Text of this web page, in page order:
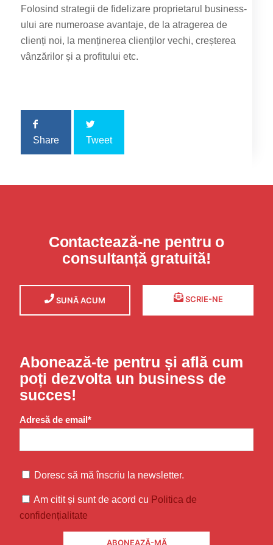
Folosind strategii de fidelizare proprietarul business-
ului are numeroase avantaje, de la atragerea de
clienți noi, la menținerea clienților vechi, creșterea
vânzărilor și a profitului etc.
Share Tweet
Contactează-ne pentru o
consultanță gratuită!
SUNĂ ACUM SCRIE-NE
Abonează-te pentru și află cum
poți dezvolta un business de
succes!
Adresă de email*
Doresc să mă înscriu la newsletter.
Am citit și sunt de acord cu Politica de
confidențialitate